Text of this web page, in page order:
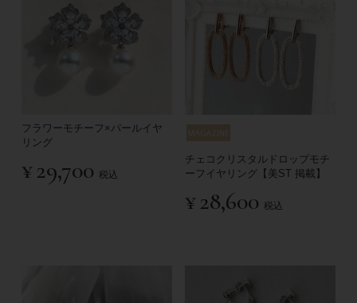
フラワーモチーフ×パールイヤ
リング
¥29,700 税込
チェコクリスタルドロップモチ
ーフイヤリング【美ST 掲載】
¥28,600 税込